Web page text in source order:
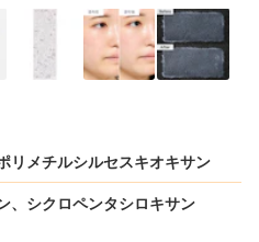
リメチルシルセスキオキサン
、シクロペンタシロキサン